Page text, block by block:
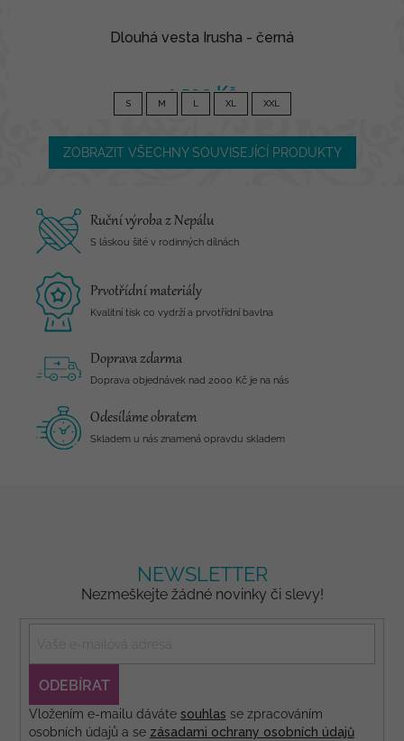
Dlouhá vesta Irusha - černá
1 590 Kč
S M L XL XXL
ZOBRAZIT VŠECHNY SOUVISEJÍCÍ PRODUKTY
Ruční výroba z Nepálu
S láskou šité v rodinných dílnách
Prvotřídní materiály
Kvalitní tisk co vydrží a prvotřídní bavlna
Doprava zdarma
Doprava objednávek nad 2000 Kč je na nás
Odesíláme obratem
Skladem u nás znamená opravdu skladem
NEWSLETTER
Nezmeškejte žádné novinky či slevy!
PŘIHLÁSIT
SE
Vložením e-mailu dáváte souhlas se zpracováním
osobních údajů a se zásadami ochrany osobních údajů